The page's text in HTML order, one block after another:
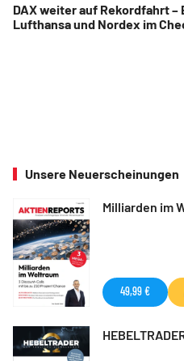
DAX weiter auf Rekordfahrt –
Lufthansa und Nordex im
Unsere Neuerscheinungen
Milliarden im
49,99 €